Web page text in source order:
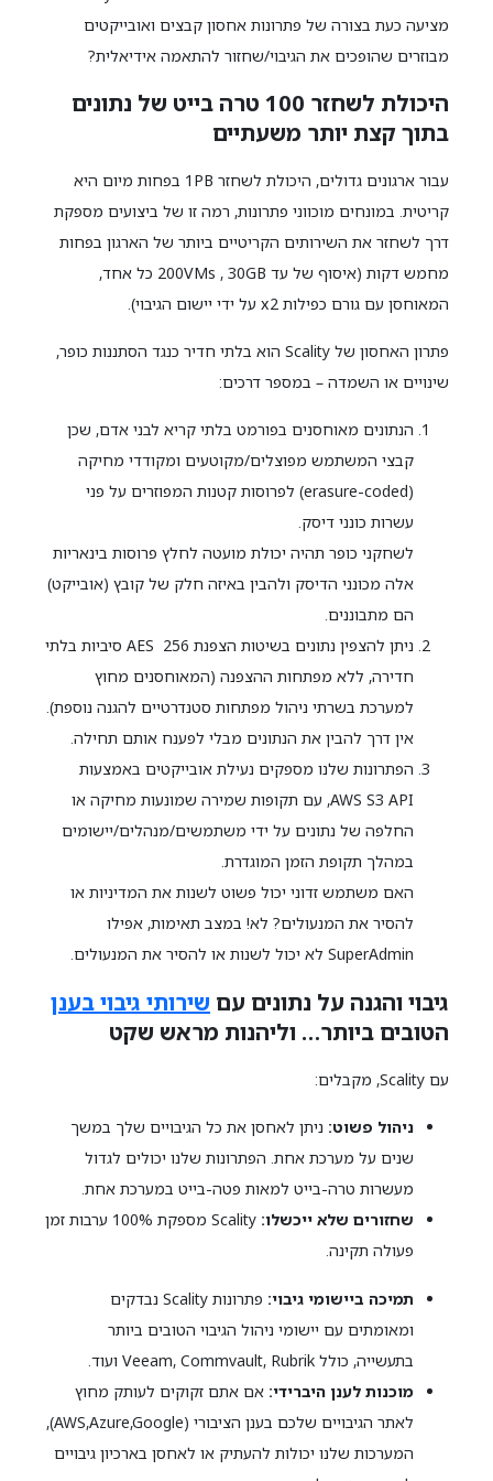
מציעה כעת בצורה של פתרונות אחסון קבצים ואובייקטים
מבוזרים שהופכים את הגיבוי/שחזור להתאמה אידיאלית?
היכולת לשחזר 100 טרה בייט של נתונים
בתוך קצת יותר משעתיים
עבור ארגונים גדולים, היכולת לשחזר 1PB בפחות מיום היא
קריטית. במונחים מוכווני פתרונות, רמה זו של ביצועים מספקת
דרך לשחזר את השירותים הקריטיים ביותר של הארגון בפחות
מחמש דקות (איסוף של עד 200VMs , 30GB כל אחד,
המאוחסן עם גורם כפילות x2 על ידי יישום הגיבוי).
פתרון האחסון של Scality הוא בלתי חדיר כנגד הסתננות כופר,
שינויים או השמדה – במספר דרכים:
הנתונים מאוחסנים בפורמט בלתי קריא לבני אדם, שכן
קבצי המשתמש מפוצלים/מקוטעים ומקודדי מחיקה
(erasure-coded) לפרוסות קטנות המפוזרים על פני
עשרות כונני דיסק.
לשחקני כופר תהיה יכולת מועטה לחלץ פרוסות בינאריות
אלה מכונני הדיסק ולהבין באיזה חלק של קובץ (אובייקט)
הם מתבוננים.
ניתן להצפין נתונים בשיטות הצפנת AES 256 סיביות בלתי
חדירה, ללא מפתחות ההצפנה (המאוחסנים מחוץ
למערכת בשרתי ניהול מפתחות סטנדרטיים להגנה נוספת).
אין דרך להבין את הנתונים מבלי לפענח אותם תחילה.
הפתרונות שלנו מספקים נעילת אובייקטים באמצעות
AWS S3 API, עם תקופות שמירה שמונעות מחיקה או
החלפה של נתונים על ידי משתמשים/מנהלים/יישומים
במהלך תקופת הזמן המוגדרת.
האם משתמש זדוני יכול פשוט לשנות את המדיניות או
להסיר את המנעולים? לא! במצב תאימות, אפילו
SuperAdmin לא יכול לשנות או להסיר את המנעולים.
גיבוי והגנה על נתונים עם שירותי גיבוי בענן
הטובים ביותר… וליהנות מראש שקט
עם Scality, מקבלים:
ניהול פשוט: ניתן לאחסן את כל הגיבויים שלך במשך
שנים על מערכת אחת. הפתרונות שלנו יכולים לגדול
מעשרות טרה-בייט למאות פטה-בייט במערכת אחת.
שחזורים שלא ייכשלו:
Scality מספקת 100% ערבות זמן
פעולה תקינה.
תמיכה ביישומי גיבוי:
פתרונות Scality נבדקים
ומאומתים עם יישומי ניהול הגיבוי הטובים ביותר
בתעשייה, כולל Veeam, Commvault, Rubrik ועוד.
מוכנות לענן היברידי: אם אתם זקוקים לעותק מחוץ
לאתר הגיבויים שלכם בענן הציבורי (AWS,Azure,Google),
המערכות שלנו יכולות להעתיק או לאחסן בארכיון גיבויים